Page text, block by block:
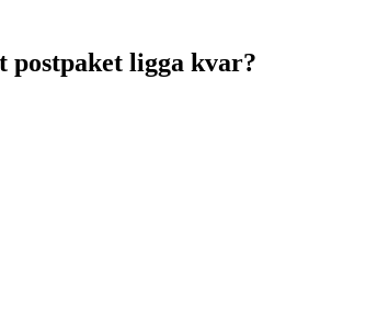
postpaket ligga kvar?